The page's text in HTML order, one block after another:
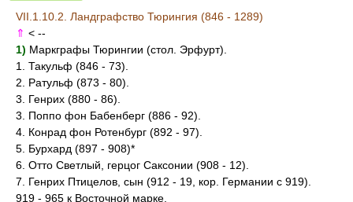
VII.1.10.2. Ландграфство Тюрингия (846 - 1289)
⇑ < --
1) Маркграфы Тюрингии (стол. Эрфурт).
1. Такульф (846 - 73).
2. Ратульф (873 - 80).
3. Генрих (880 - 86).
3. Поппо фон Бабенберг (886 - 92).
4. Конрад фон Ротенбург (892 - 97).
5. Бурхард (897 - 908)*
6. Отто Светлый, герцог Саксонии (908 - 12).
7. Генрих Птицелов, сын (912 - 19, кор. Германии с 919).
919 - 965 к Восточной марке.